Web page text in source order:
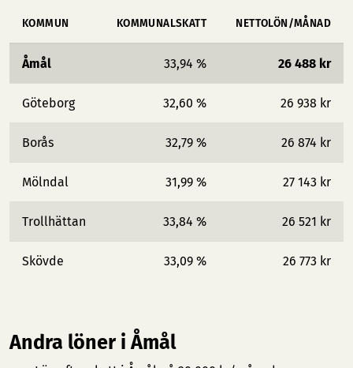
KOMMUN KOMMUNALSKATT NETTOLÖN/MÅNAD
Åmål 33,94 % 26 488 kr
Göteborg 32,60 % 26 938 kr
Borås 32,79 % 26 874 kr
Mölndal 31,99 % 27 143 kr
Trollhättan 33,84 % 26 521 kr
Skövde 33,09 % 26 773 kr
Andra löner i Åmål